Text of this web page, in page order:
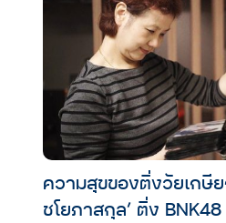
ความสุขของติ่งวัยเก
ชโยภาสกุล’ ติ่ง BNK48